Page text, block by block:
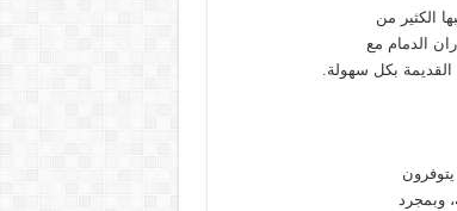
الكثير من
الدمام مع
القديمة بكل سهولة.